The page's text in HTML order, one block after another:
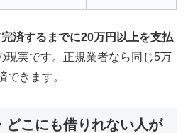
済するまでに20万円以上を支払
現実です。正規業者なら同じ5万
できます。
どこにも借りれない人が